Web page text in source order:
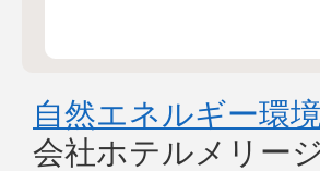
自然エネルギー環
会社ホテルメリー